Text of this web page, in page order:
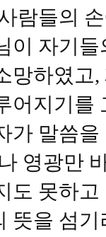
람들의
이 자기
망하였고
어지기를
가 말씀
영광만
도 못하
뜻을 섬